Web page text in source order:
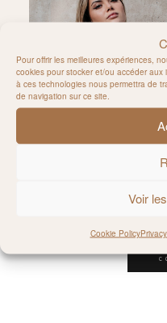
Pour offrir les meilleures expériences,
cookies pour stocker et/ou accéder
à ces technologies nous permettra de
de navigation sur ce site.
Voir
Cookie Policy